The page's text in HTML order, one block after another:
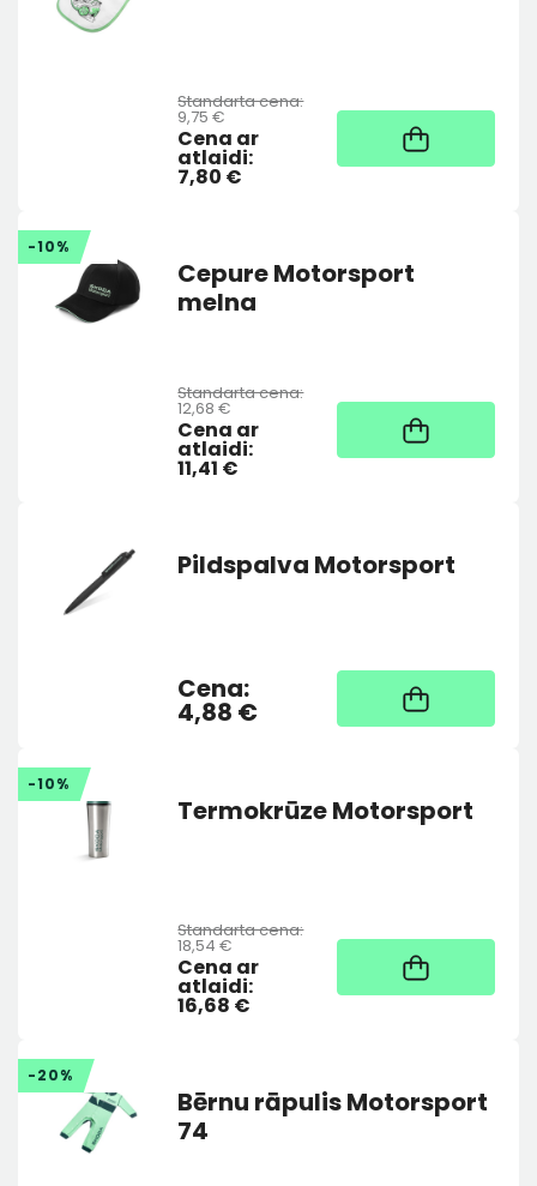
Standarta cena:
9,75 €
Cena ar
atlaidi:
7,80 €
Noliktavā
-10%
Cepure Motorsport
melna
Standarta cena:
12,68 €
Cena ar
atlaidi:
11,41 €
Noliktavā
Pildspalva Motorsport
Cena:
4,88 €
Noliktavā
-10%
Termokrūze Motorsport
Standarta cena:
18,54 €
Cena ar
atlaidi:
16,68 €
Noliktavā
-20%
Bērnu rāpulis Motorsport
74